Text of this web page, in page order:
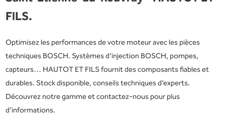
FILS.
Optimisez les performances de votre moteur avec les pièces
techniques BOSCH. Systèmes d’injection BOSCH, pompes,
capteurs… HAUTOT ET FILS fournit des composants fiables et
durables. Stock disponible, conseils techniques d’experts.
Découvrez notre gamme et contactez-nous pour plus
d’informations.